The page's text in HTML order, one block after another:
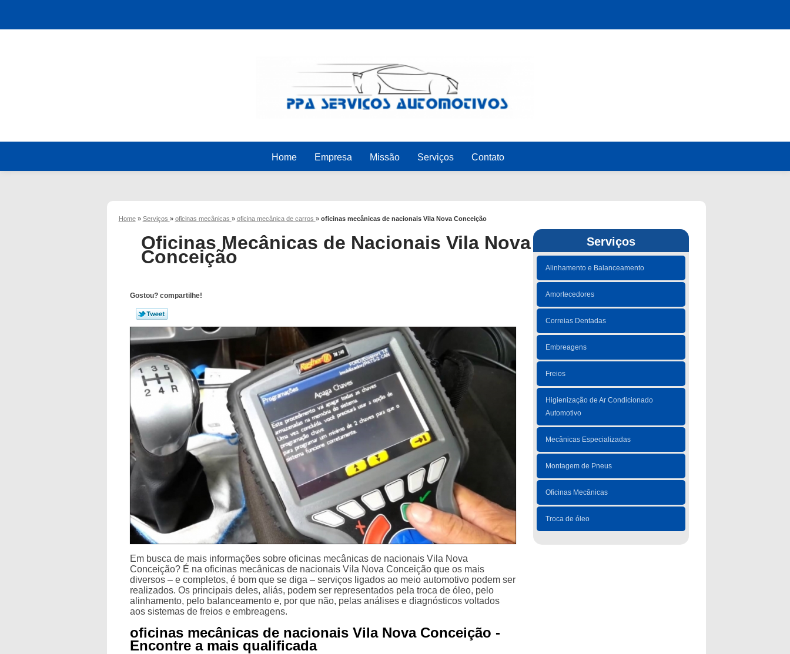
Home Empresa Missão Serviços Contato
Home » Serviços » oficinas mecânicas » oficina mecânica de carros » oficinas mecânicas de nacionais Vila Nova Conceição
Serviços
Alinhamento e Balanceamento
Amortecedores
Correias Dentadas
Embreagens
Freios
Higienização de Ar Condicionado
Automotivo
Mecânicas Especializadas
Montagem de Pneus
Oficinas Mecânicas
Troca de óleo
Oficinas Mecânicas de Nacionais Vila Nova
Conceição
Gostou? compartilhe!
Em busca de mais informações sobre oficinas mecânicas de nacionais Vila Nova
Conceição? É na oficinas mecânicas de nacionais Vila Nova Conceição que os mais
diversos – e completos, é bom que se diga – serviços ligados ao meio automotivo podem ser
realizados. Os principais deles, aliás, podem ser representados pela troca de óleo, pelo
alinhamento, pelo balanceamento e, por que não, pelas análises e diagnósticos voltados
aos sistemas de freios e embreagens.
oficinas mecânicas de nacionais Vila Nova Conceição -
Encontre a mais qualificada